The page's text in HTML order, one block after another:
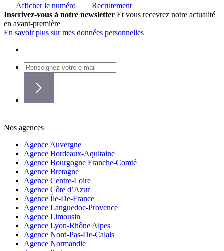
Afficher le numéro
Recrutement
Inscrivez-vous à notre newsletter Et vous recevrez notre actualité
en avant-première
En savoir plus sur mes données personnelles
Nos agences
Agence Auvergne
Agence Bordeaux-Aquitaine
Agence Bourgogne Franche-Comté
Agence Bretagne
Agence Centre-Loire
Agence Côte d’Azur
Agence Île-De-France
Agence Languedoc-Provence
Agence Limousin
Agence Lyon-Rhône Alpes
Agence Nord-Pas-De-Calais
Agence Normandie